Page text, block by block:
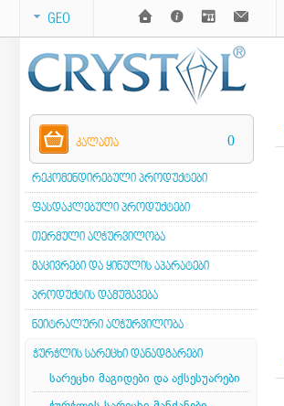
GEO
ᲙᲐᲚᲐᲗᲐ 0
ᲠᲔᲙᲝᲛᲔᲜᲓᲘᲠᲔᲑᲣᲚᲘ ᲞᲠᲝᲓᲣᲥᲢᲔᲑᲘ
ᲤᲐᲡᲓᲐᲙᲚᲔᲑᲣᲚᲘ ᲞᲠᲝᲓᲣᲥᲢᲔᲑᲘ
ᲗᲔᲠᲛᲣᲚᲘ ᲐᲦᲭᲣᲠᲕᲘᲚᲝᲑᲐ
ᲛᲐᲪᲘᲕᲠᲔᲑᲘ ᲓᲐ ᲧᲘᲜᲣᲚᲘᲡ ᲐᲞᲐᲠᲐᲢᲔᲑᲘ
ᲞᲠᲝᲓᲣᲥᲢᲘᲡ ᲓᲐᲛᲣᲨᲐᲕᲔᲑᲐ
ᲜᲔᲘᲢᲠᲐᲚᲣᲠᲘ ᲐᲦᲭᲣᲠᲕᲘᲚᲝᲑᲐ
ᲭᲣᲠᲭᲚᲘᲡ ᲡᲐᲠᲔᲪᲮᲘ ᲓᲐᲜᲐᲓᲒᲐᲠᲔᲑᲘ
სარეცხი მაგიდები და აქსესუარები